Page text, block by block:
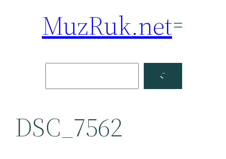
MuzRuk.net
Facebook
DSC_7562